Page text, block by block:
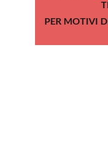
PER MOTIVI